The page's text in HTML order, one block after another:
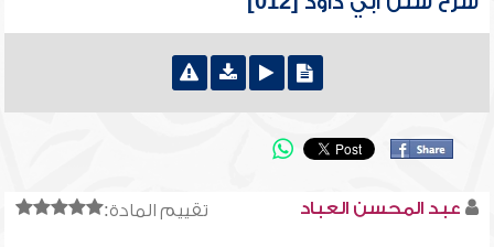
تقييم المادة: عبد المحسن العباد